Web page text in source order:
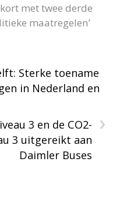
met twee derde
maatregelen’
Sterke toename
in Nederland en
›
3 en de CO2-
3 uitgereikt aan
Daimler Buses